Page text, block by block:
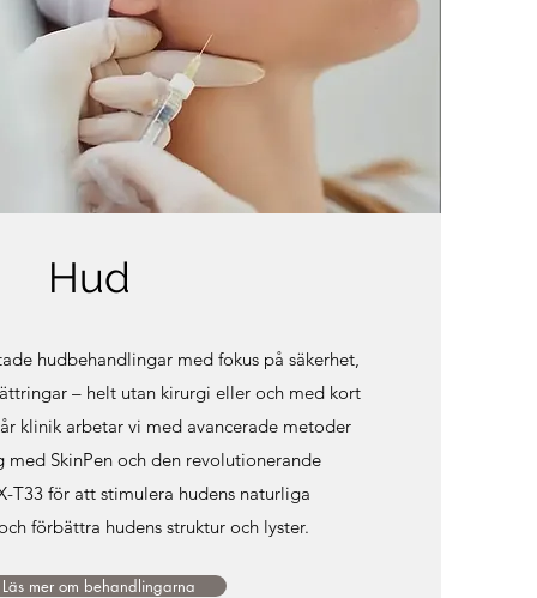
Hud
hudbehandlingar med fokus på säkerhet,
– helt utan kirurgi eller och med kort
klinik arbetar vi med avancerade metoder
SkinPen och den revolutionerande
T33 för att stimulera hudens naturliga
förbättra hudens struktur och lyster.
Läs mer om behandlingarna